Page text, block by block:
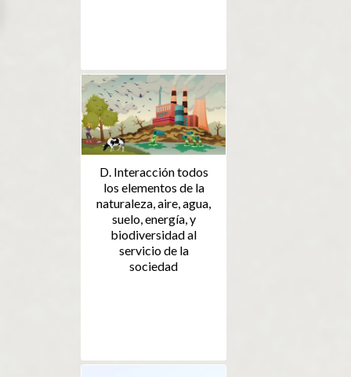
D. Interacción todos
los elementos de la
naturaleza, aire, agua,
suelo, energía, y
biodiversidad al
servicio de la
sociedad